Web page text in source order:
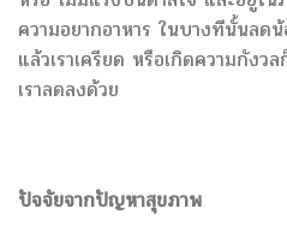
ความอยากอาหาร ในบางทีนั้นลด
แล้วเราเครียด หรือเกิดความกังว
เราลดลงด้วย
ปัจจัยจากปัญหาสุขภาพ